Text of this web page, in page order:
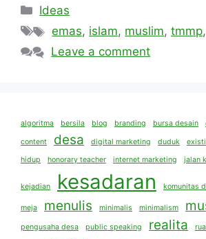
Categories
Ideas
Tags
emas, islam, muslim,tmmp,
Leave a comment
algoritma bersila blog branding bursa desain
content desa digital marketing duduk
hidup
honorary teacher internet marketing jalan
kejadian kesadaran komunitas
meja menulis minimalis minimalism
pengusaha desa public speaking realita